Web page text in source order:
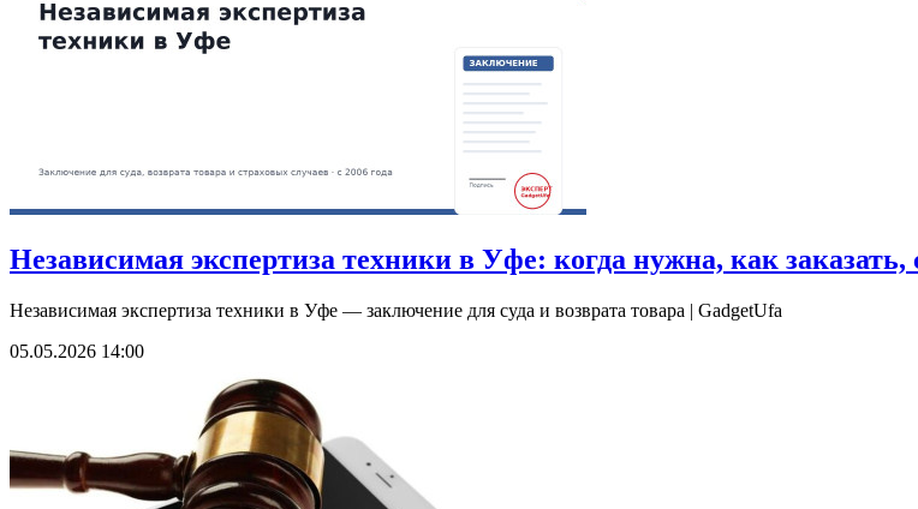
Независимая экспертиза техники в Уфе: когда нужна, как заказать,
Независимая экспертиза техники в Уфе — заключение для суда и возврата товара | GadgetUfa
05.05.2026 14:00